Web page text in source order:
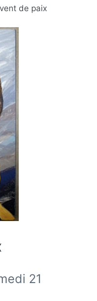
de paix
21